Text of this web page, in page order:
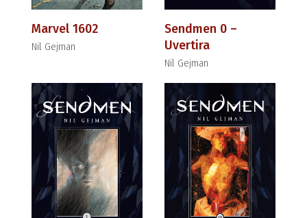
Marvel 1602
Nil Gejman
Sendmen 0 –
Uvertira
Nil Gejman